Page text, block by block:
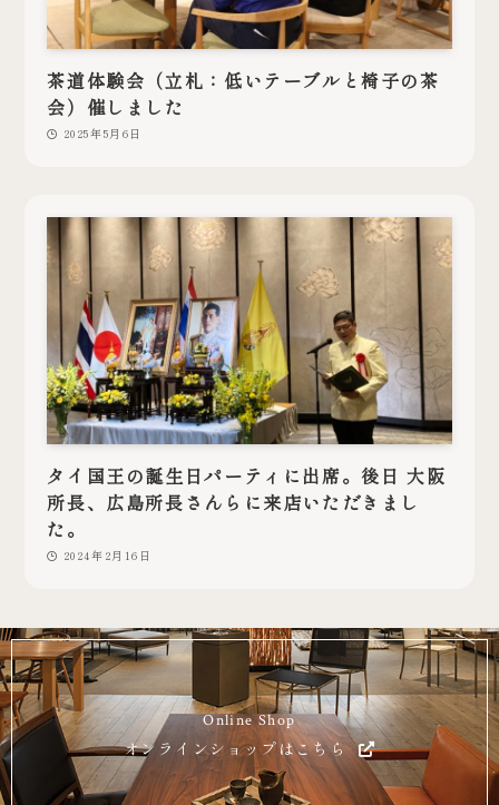
茶道体験会（立札：低いテーブルと椅子の茶
会）催しました
2025年5月6日
タイ国王の誕生日パーティに出席。後日 大阪
所長、広島所長さんらに来店いただきまし
た。
2024年2月16日
Online Shop
オンラインショップはこちら